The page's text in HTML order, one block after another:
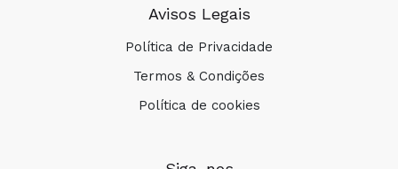
Avisos Legais
Política de Privacidade
Termos & Condições
Política de cookies